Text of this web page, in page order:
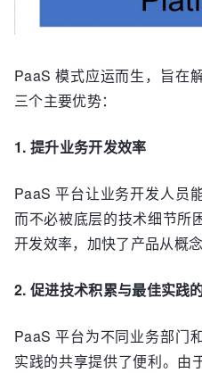
PaaS 模式应运而生，旨在
三个主要优势：
1. 提升业务开发效率
PaaS 平台让业务开发人员
而不必被底层的技术细节所
开发效率，加快了产品从概
2. 促进技术积累与最佳实践
PaaS 平台为不同业务部门
实践的共享提供了便利。由